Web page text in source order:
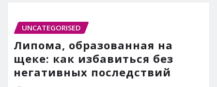
UNCATEGORISED
Липома, образованная на
щеке: как избавиться без
негативных последствий